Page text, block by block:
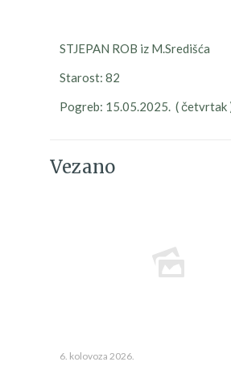
STJEPAN ROB iz M.Središća
Starost: 82
Pogreb: 15.05.2025. ( četvrtak
Vezano
6. kolovoza 2026.